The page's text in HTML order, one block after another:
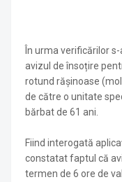
În urma verificărilor
avizul de însoțire
rotund rășinoase
de către o unitate
bărbat de 61 ani.
Fiind interogată
constatat faptul că
termen de 6 ore de